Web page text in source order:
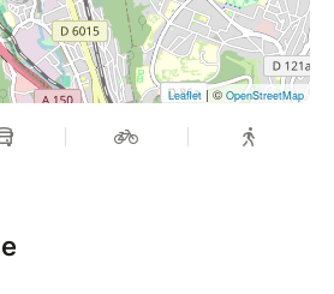
Leaflet | © OpenStreetMap